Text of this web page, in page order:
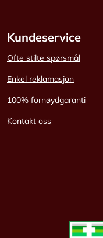
Kundeservice
Ofte stilte spørsmål
Enkel reklamasjon
100% fornøydgaranti
Kontakt oss